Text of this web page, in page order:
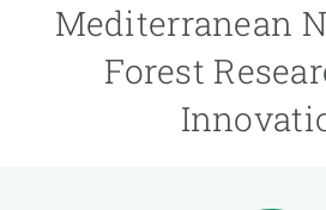
Mediterranean
Forest